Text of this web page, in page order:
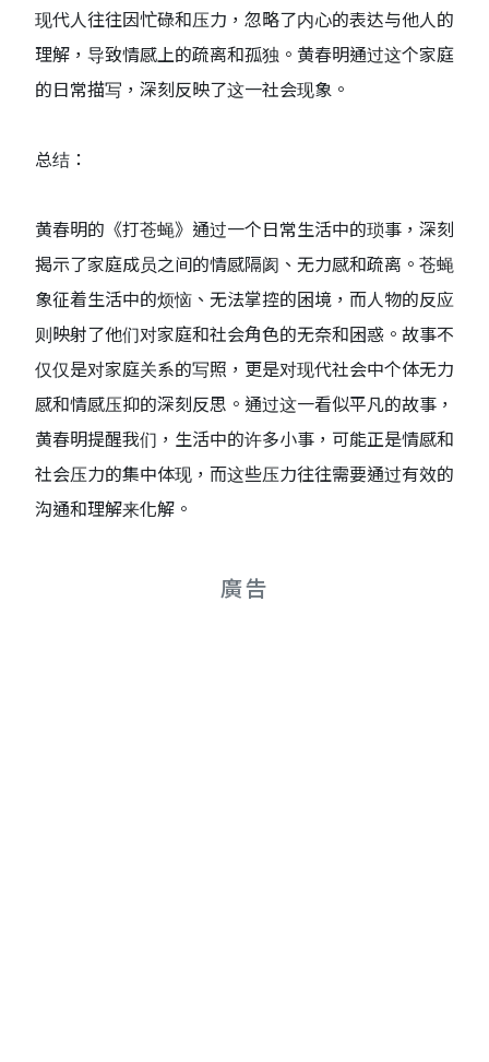
现代人往往因忙碌和压力，忽略了内心的表达与他人的
理解，导致情感上的疏离和孤独。黄春明通过这个家庭
的日常描写，深刻反映了这一社会现象。
总结：
黄春明的《打苍蝇》通过一个日常生活中的琐事，深刻
揭示了家庭成员之间的情感隔阂、无力感和疏离。苍蝇
象征着生活中的烦恼、无法掌控的困境，而人物的反应
则映射了他们对家庭和社会角色的无奈和困惑。故事不
仅仅是对家庭关系的写照，更是对现代社会中个体无力
感和情感压抑的深刻反思。通过这一看似平凡的故事，
黄春明提醒我们，生活中的许多小事，可能正是情感和
社会压力的集中体现，而这些压力往往需要通过有效的
沟通和理解来化解。
廣告